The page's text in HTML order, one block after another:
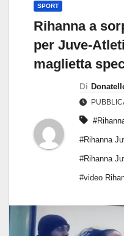
SPORT
Rihanna a
per Juve-
maglietta
Di
#Rihanna
#Rihanna
#video